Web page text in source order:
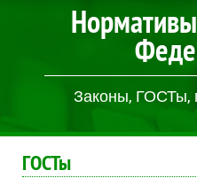
Законы, ГОСТы,
ГОСТы